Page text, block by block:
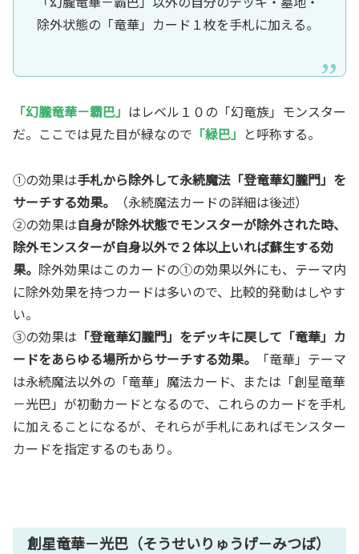
除外状態の「竜華」カード１枚を手札に加える。
「幻朧竜華－霸巴」 はレベル１０の「幻竜族」モンスター
だ。ここでは見た目が緑なので 「緑巴」 と呼称する。
①の効果は手札から除外して永続魔法「登竜華幻朧門」を
サーチする効果。
（永続魔法カードの詳細は後述）
②の効果は自身が除外状態でモンスターが除外された時、
除外モンスターが自身以外で２体以上いれば蘇生する効
果。 除外効果はこのカードの①の効果以外にも、テーマ内
に除外効果を持つカードは多いので、比較的発動はしやす
い。
③の効果は 「登竜華幻朧門」をデッキに戻して「竜華」カ
ードをあらゆる場所からサーチする効果。
「竜華」テーマ
は永続魔法以外の「竜華」魔法カード、または「創星竜華
－光巴」が初動カードとなるので、これらのカードを手札
に加えることになるが、それらが手札にあればモンスター
カードを指定するのもあり。
創星竜華－光巴（そうせいりゅうげ－みつば）